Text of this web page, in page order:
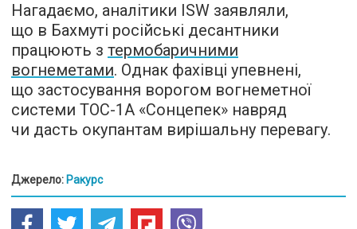
Нагадаємо, аналітики ISW заявляли,
що в Бахмуті російські десантники
працюють з термобаричними
вогнеметами. Однак фахівці упевнені,
що застосування ворогом вогнеметної
системи ТОС-1А «Сонцепек» навряд
чи дасть окупантам вирішальну перевагу.
Джерело: Ракурс